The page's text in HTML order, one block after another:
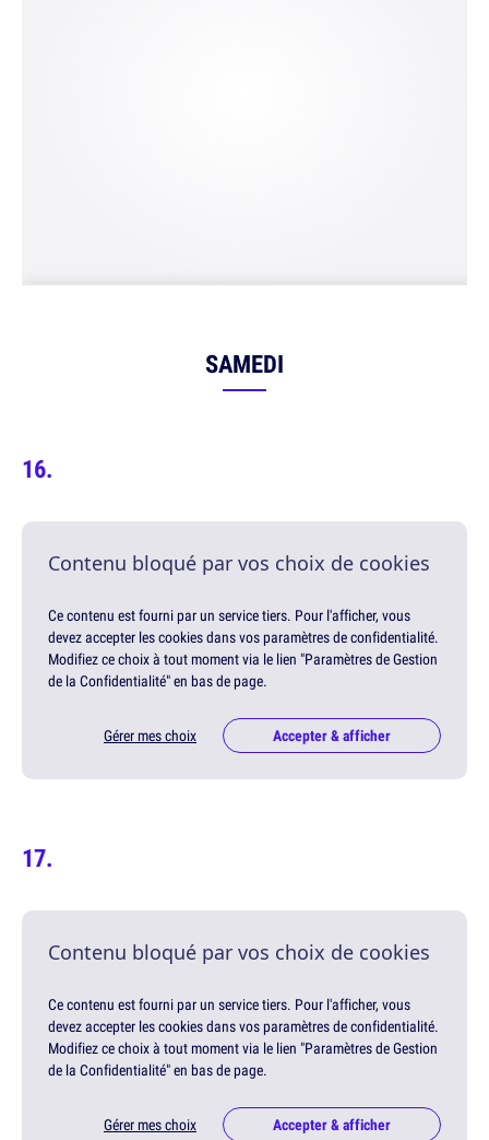
SAMEDI
Contenu bloqué par vos choix de cookies
Ce contenu est fourni par un service tiers. Pour l'afficher, vous
devez accepter les cookies dans vos paramètres de confidentialité.
Modifiez ce choix à tout moment via le lien "Paramètres de Gestion
de la Confidentialité" en bas de page.
Gérer mes choix Accepter & afficher
Contenu bloqué par vos choix de cookies
Ce contenu est fourni par un service tiers. Pour l'afficher, vous
devez accepter les cookies dans vos paramètres de confidentialité.
Modifiez ce choix à tout moment via le lien "Paramètres de Gestion
de la Confidentialité" en bas de page.
Gérer mes choix Accepter & afficher